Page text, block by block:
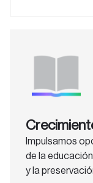
Impulsamos
de la
y la